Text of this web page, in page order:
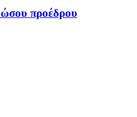
προέδρου